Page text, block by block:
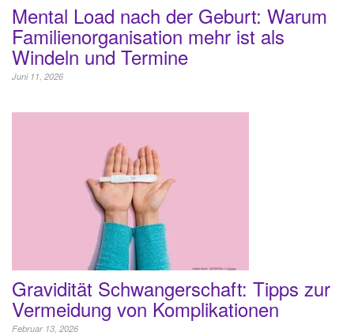
Mental Load nach der Geburt: Warum
Familienorganisation mehr ist als
Windeln und Termine
Juni 11, 2026
Gravidität Schwangerschaft: Tipps zur
Vermeidung von Komplikationen
Februar 13, 2026